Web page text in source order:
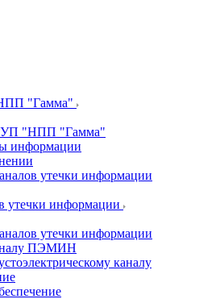
"Гамма"
"НПП "Гамма"
информации
утечки информации
утечки информации
утечки информации
ПЭМИН
каналу